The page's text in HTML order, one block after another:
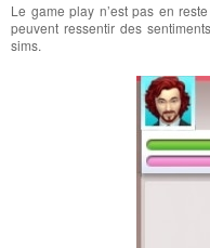
Le game play n’est pas en
peuvent ressentir des
sims.